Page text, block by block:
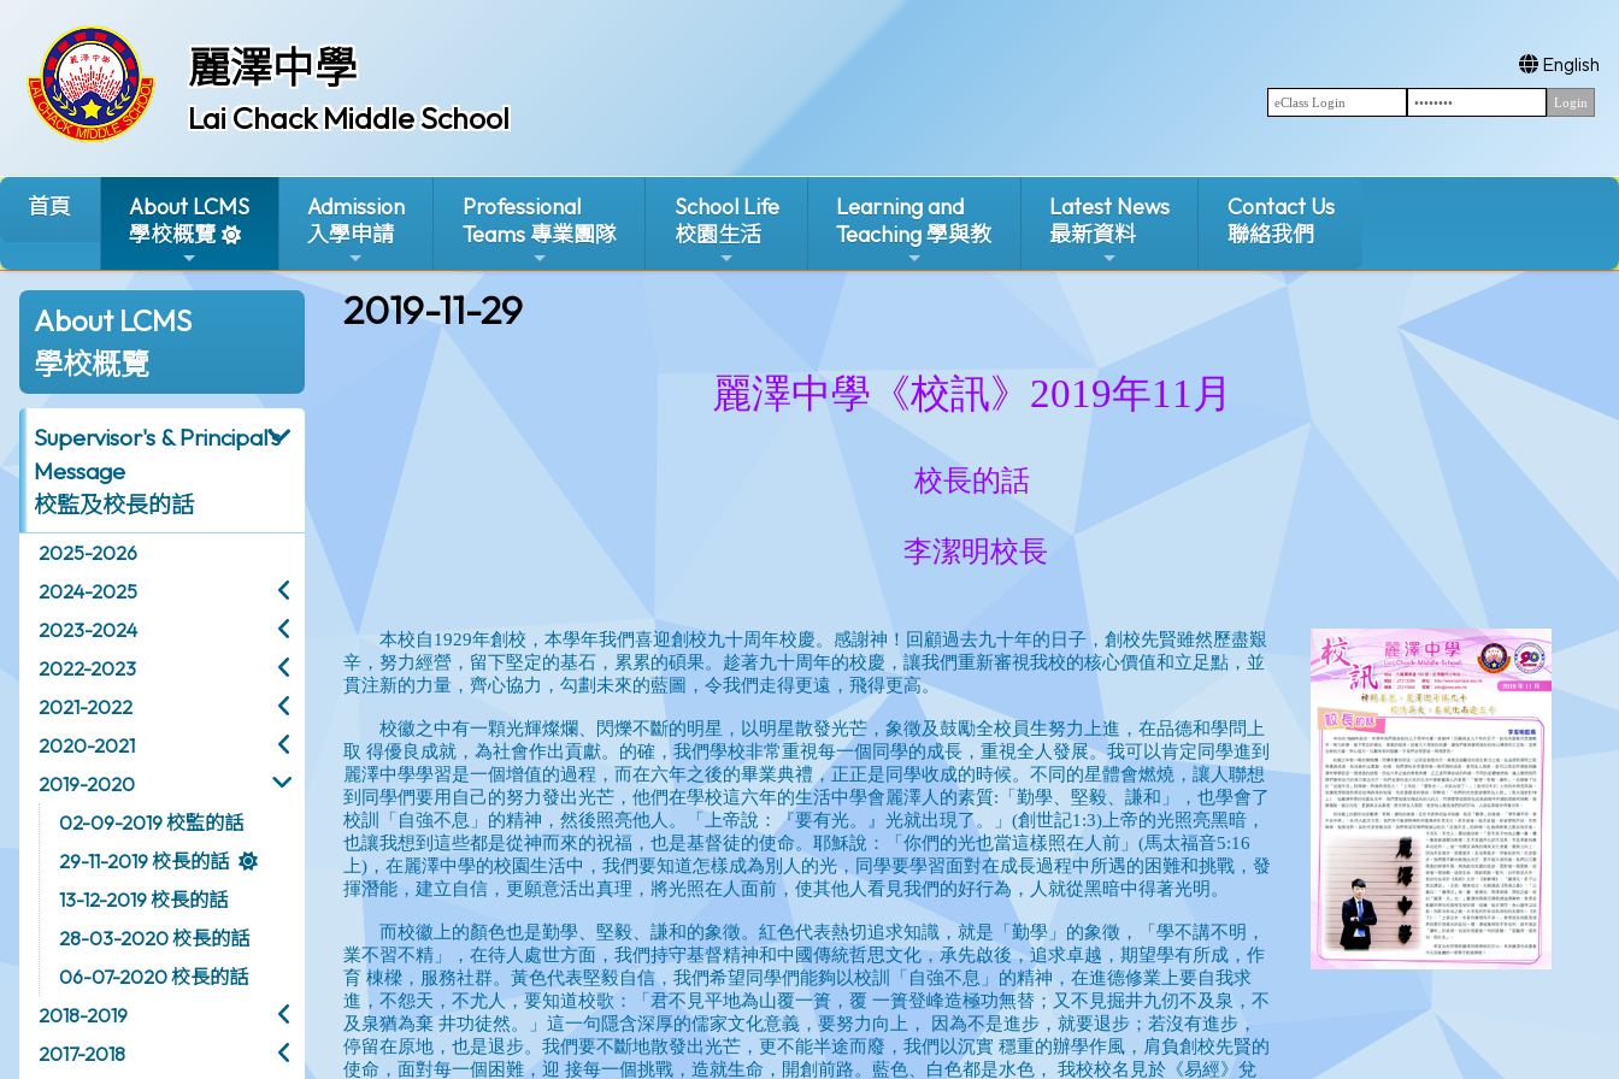
麗澤中學
Lai Chack Middle School
English
首頁
About LCMS
學校概覽
Admission
入學申請
Professional
Teams 專業團隊
School Life
校園生活
Learning and
Teaching 學與教
Latest News
最新資料
Contact Us
聯絡我們
About LCMS
學校概覽
Supervisor's & Principal's
Message
校監及校長的話
2025-2026
2024-2025
2023-2024
2022-2023
2021-2022
2020-2021
2019-2020
02-09-2019 校監的話
29-11-2019 校長的話
13-12-2019 校長的話
28-03-2020 校長的話
06-07-2020 校長的話
2018-2019
2017-2018
2019-11-29